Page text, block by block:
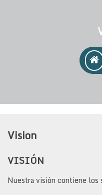
Vision
VISIÓN
Nuestra visión contiene los